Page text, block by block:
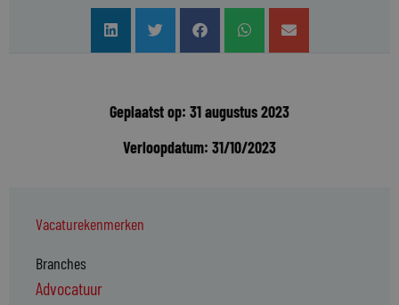
Geplaatst op: 31 augustus 2023
Verloopdatum: 31/10/2023
Vacaturekenmerken
Branches
Advocatuur